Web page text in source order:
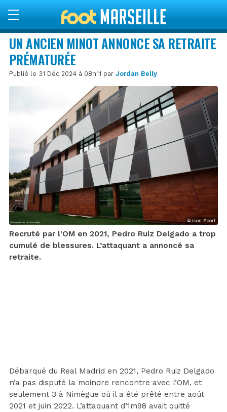
UN ANCIEN MINOT ANNONCE SA RETRAITE
PRÉMATURÉE
Publié le 31 Déc 2024 à 08h11 par Jordan Belly
© Icon Sport
Recruté par l’OM en 2021, Pedro Ruiz Delgado a trop
cumulé de blessures. L’attaquant a annoncé sa
retraite.
Débarqué du Real Madrid en 2021, Pedro Ruiz Delgado
n’a pas disputé la moindre rencontre avec l’OM, et
seulement 3 à Nimègue où il a été prêté entre août
2021 et juin 2022. L’attaquant d’1m98 avait quitté